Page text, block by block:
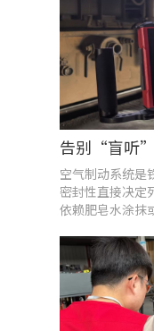
空气制动系统是
密封性直接决定
依赖肥皂水涂抹